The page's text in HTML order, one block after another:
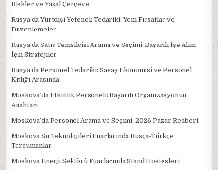
Riskler ve Yasal Çerçeve
Rusya’da Yurtdışı Yetenek Tedariki: Yeni Fırsatlar ve
Düzenlemeler
Rusya’da Satış Temsilcisi Arama ve Seçimi: Başarılı İşe Alım
İçin Stratejiler
Rusya’da Personel Tedariki: Savaş Ekonomisi ve Personel
Kıtlığı Arasında
Moskova’da Etkinlik Personeli: Başarılı Organizasyonun
Anahtarı
Moskova’da Personel Arama ve Seçimi: 2026 Pazar Rehberi
Moskova Su Teknolojileri Fuarlarında Rusça-Türkçe
Tercümanlar
Moskova Enerji Sektörü Fuarlarında Stand Hostesleri